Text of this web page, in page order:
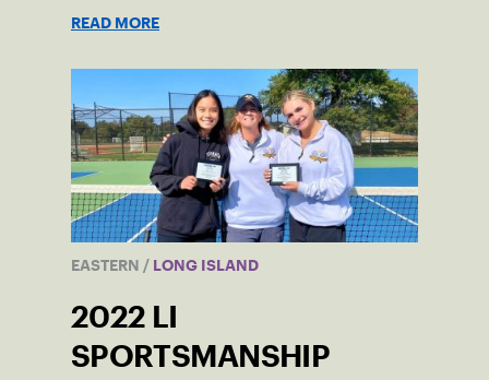
READ MORE
EASTERN / LONG ISLAND
2022 LI
SPORTSMANSHIP